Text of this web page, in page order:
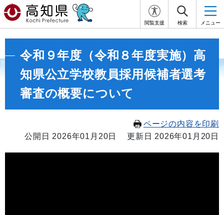
閲覧支援 検索 メニュー
令和９年度（令和８年度実施）高
知県公立学校教員採用候補者選考
審査の概要について
ページの内容を印刷
公開日 2026年01月20日
更新日 2026年01月20日